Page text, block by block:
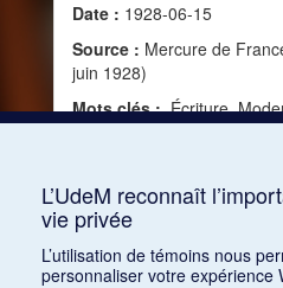
Date : 1928-06-15
Source : Mercure de
juin 1928)
Mots clés :Écriture,
L’UdeM reconnaît
vie privée
L’utilisation de témoins nous
personnaliser votre expérience